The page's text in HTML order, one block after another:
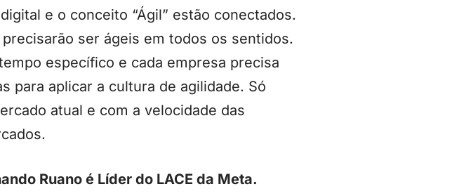
e o conceito “Ágil” estão conectados.
ser ágeis em todos os sentidos.
específico e cada empresa precisa
para aplicar a cultura de agilidade. Só
atual e com a velocidade das
Ruano é Líder do LACE da Meta.